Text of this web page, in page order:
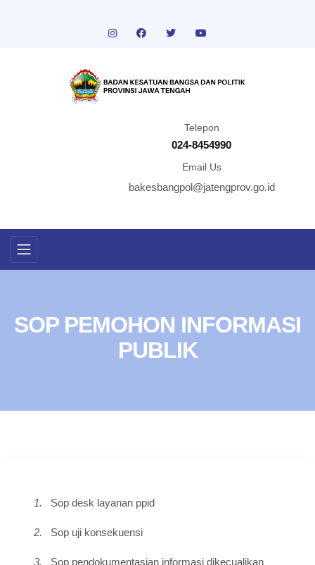
Telepon
024-8454990
Email Us
bakesbangpol@jatengprov.go.id
SOP PEMOHON INFORMASI
PUBLIK
1. Sop desk layanan ppid
2. Sop uji konsekuensi
3. Sop pendokumentasian informasi dikecualikan